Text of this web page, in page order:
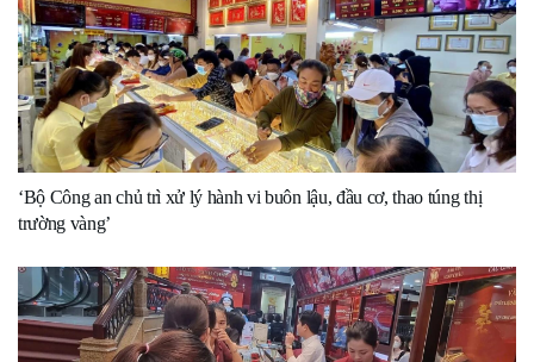
‘Bộ Công an chủ trì xử lý hành vi buôn lậu, đầu cơ, thao túng thị
trường vàng’